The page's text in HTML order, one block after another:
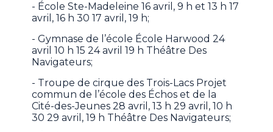
- École Ste-Madeleine 16 avril, 9 h et 13 h 17
avril, 16 h 30 17 avril, 19 h;
- Gymnase de l’école École Harwood 24
avril 10 h 15 24 avril 19 h Théâtre Des
Navigateurs;
- Troupe de cirque des Trois-Lacs Projet
commun de l’école des Échos et de la
Cité-des-Jeunes 28 avril, 13 h 29 avril, 10 h
30 29 avril, 19 h Théâtre Des Navigateurs;